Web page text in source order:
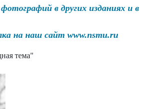
в других изданиях и в
на наш сайт www.nsmu.ru
тема"